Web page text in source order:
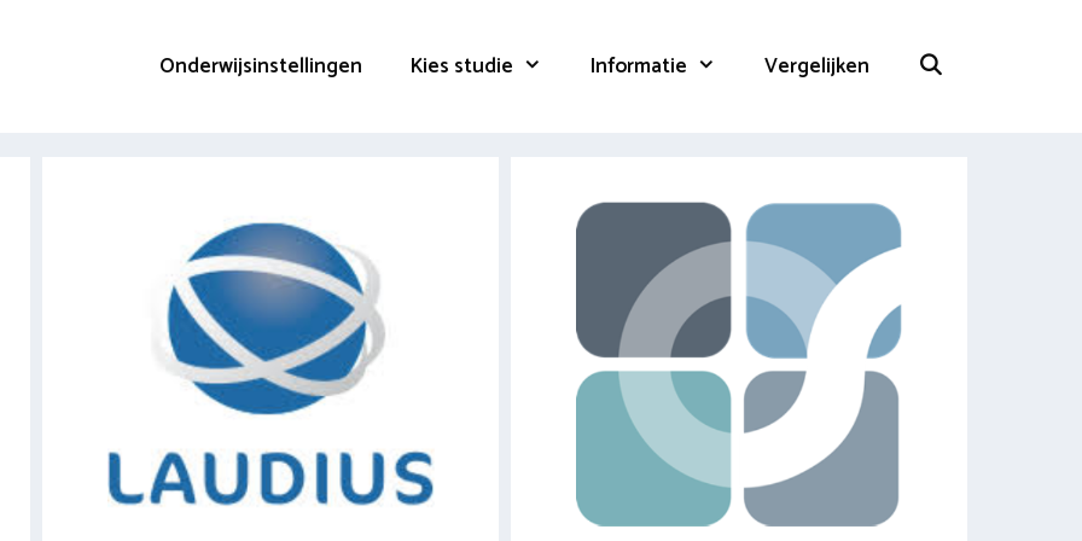
Onderwijsinstellingen Kies studie Informatie Vergelijken